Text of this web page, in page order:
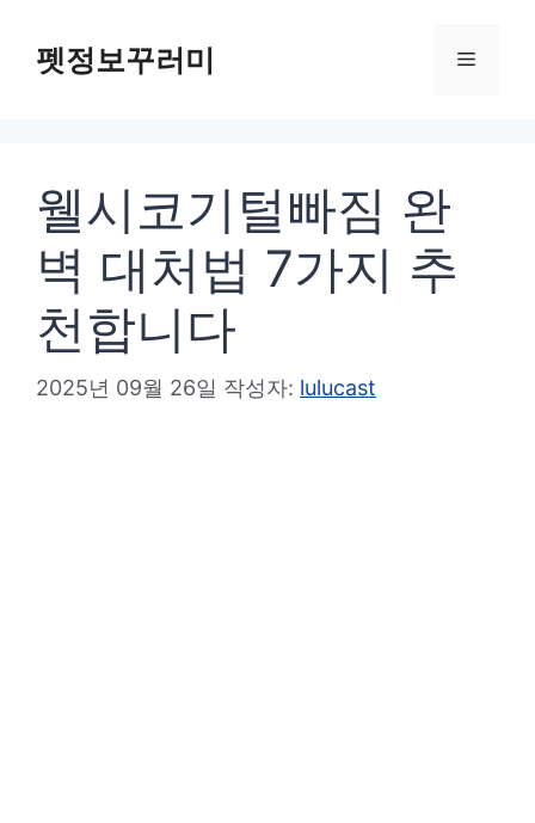
펫정보꾸러미 메
웰시코기털빠짐 완
벽 대처법 7가지 추
천합니다
2025년 09월 26일 작성자: lulucast